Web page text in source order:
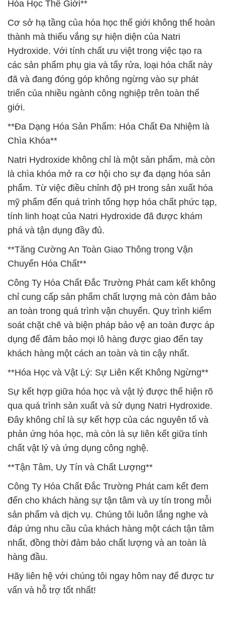
Hóa Học Thế Giới**
Cơ sở hạ tầng của hóa học thế giới không thể hoàn
thành mà thiếu vắng sự hiện diện của Natri
Hydroxide. Với tính chất ưu việt trong việc tạo ra
các sản phẩm phụ gia và tẩy rửa, loại hóa chất này
đã và đang đóng góp không ngừng vào sự phát
triển của nhiều ngành công nghiệp trên toàn thế
giới.
**Đa Dạng Hóa Sản Phẩm: Hóa Chất Đa Nhiệm là
Chìa Khóa**
Natri Hydroxide không chỉ là một sản phẩm, mà còn
là chìa khóa mở ra cơ hội cho sự đa dạng hóa sản
phẩm. Từ việc điều chỉnh độ pH trong sản xuất hóa
mỹ phẩm đến quá trình tổng hợp hóa chất phức tạp,
tính linh hoạt của Natri Hydroxide đã được khám
phá và tận dụng đầy đủ.
**Tăng Cường An Toàn Giao Thông trong Vận
Chuyển Hóa Chất**
Công Ty Hóa Chất Đắc Trường Phát cam kết không
chỉ cung cấp sản phẩm chất lượng mà còn đảm bảo
an toàn trong quá trình vận chuyển. Quy trình kiểm
soát chặt chẽ và biện pháp bảo vệ an toàn được áp
dụng để đảm bảo mọi lô hàng được giao đến tay
khách hàng một cách an toàn và tin cậy nhất.
**Hóa Học và Vật Lý: Sự Liên Kết Không Ngừng**
Sự kết hợp giữa hóa học và vật lý được thể hiện rõ
qua quá trình sản xuất và sử dụng Natri Hydroxide.
Đây không chỉ là sự kết hợp của các nguyên tố và
phản ứng hóa học, mà còn là sự liên kết giữa tính
chất vật lý và ứng dụng công nghệ.
**Tận Tâm, Uy Tín và Chất Lượng**
Công Ty Hóa Chất Đắc Trường Phát cam kết đem
đến cho khách hàng sự tận tâm và uy tín trong mỗi
sản phẩm và dịch vụ. Chúng tôi luôn lắng nghe và
đáp ứng nhu cầu của khách hàng một cách tận tâm
nhất, đồng thời đảm bảo chất lượng và an toàn là
hàng đầu.
Hãy liên hệ với chúng tôi ngay hôm nay để được tư
vấn và hỗ trợ tốt nhất!